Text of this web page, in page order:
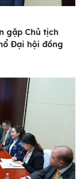
gặp Chủ tịch
Đại hội đồng